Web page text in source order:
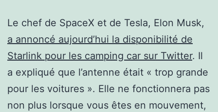
Le chef de SpaceX et de Tesla, Elon Musk,
a annoncé aujourd’hui la disponibilité de
Starlink pour les camping car sur Twitter. Il
a expliqué que l’antenne était « trop grande
pour les voitures ». Elle ne fonctionnera pas
non plus lorsque vous êtes en mouvement,